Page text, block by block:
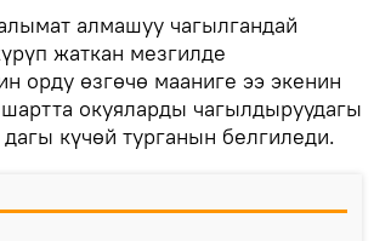
алмашуу чагылгандай
жаткан мезгилде
орду өзгөчө мааниге ээ экенин
окуяларды чагылдыруудагы
күчөй турганын белгиледи.